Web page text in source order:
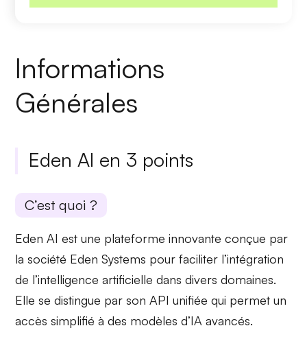
Informations
Générales
Eden AI en 3 points
C’est quoi ?
Eden AI est une plateforme innovante conçue par
la société Eden Systems pour faciliter l’intégration
de l’intelligence artificielle dans divers domaines.
Elle se distingue par sonAPI unifiée qui permet un
accès simplifié à des modèles d’IA avancés.